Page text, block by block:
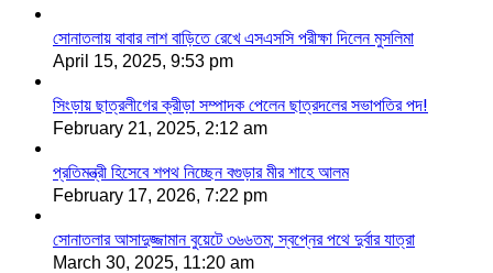
সোনাতলায় বাবার লাশ বাড়িতে রেখে এসএসসি পরীক্ষা দিলেন মুসলিমা
April 15, 2025, 9:53 pm
সিংড়ায় ছাত্রলীগের ক্রীড়া সম্পাদক পেলেন ছাত্রদলের সভাপতির পদ!
February 21, 2025, 2:12 am
প্রতিমন্ত্রী হিসেবে শপথ নিচ্ছেন বগুড়ার মীর শাহে আলম
February 17, 2026, 7:22 pm
সোনাতলার আসাদুজ্জামান বুয়েটে ৩৬৬তম; স্বপ্নের পথে দুর্বার যাত্রা
March 30, 2025, 11:20 am